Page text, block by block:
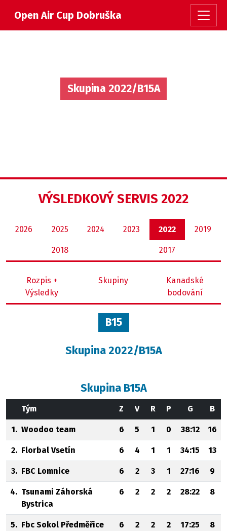
Open Air Cup Dobruška
Skupina 2022/B15A
VÝSLEDKOVÝ SERVIS 2022
2026 2025 2024 2023 2022 2019
2018 2017
Rozpis +
Výsledky
Skupiny
Kanadské
bodování
B15
Skupina 2022/B15A
Skupina B15A
Tým Z V R P G B
1. Woodoo team 6 5 1 0 38:12 16
2. Florbal Vsetín 6 4 1 1 34:15 13
3. FBC Lomnice 6 2 3 1 27:16 9
4. Tsunami Záhorská
Bystrica
6 2 2 2 28:22 8
5. Fbc Sokol Předměřice
6 2 2 2 17:25 8